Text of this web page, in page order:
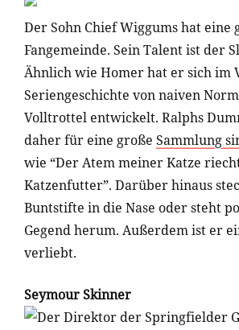
Der Sohn Chief Wiggums hat eine
Fangemeinde. Sein Talent ist der
Ähnlich wie Homer hat er sich im
Seriengeschichte von naiven
Volltrottel entwickelt. Ralphs
daher für eine große Sammlung
wie “Der Atem meiner Katze
Katzenfutter”. Darüber hinaus
Buntstifte in die Nase oder steht
Gegend herum. Außerdem ist er
verliebt.
Seymour Skinner
Der Direktor der Springfielder